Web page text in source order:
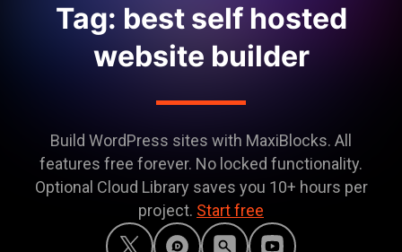
Tag: best self hosted
website builder
Build WordPress sites with MaxiBlocks. All
features free forever. No locked functionality.
Optional Cloud Library saves you 10+ hours per
project. Start free